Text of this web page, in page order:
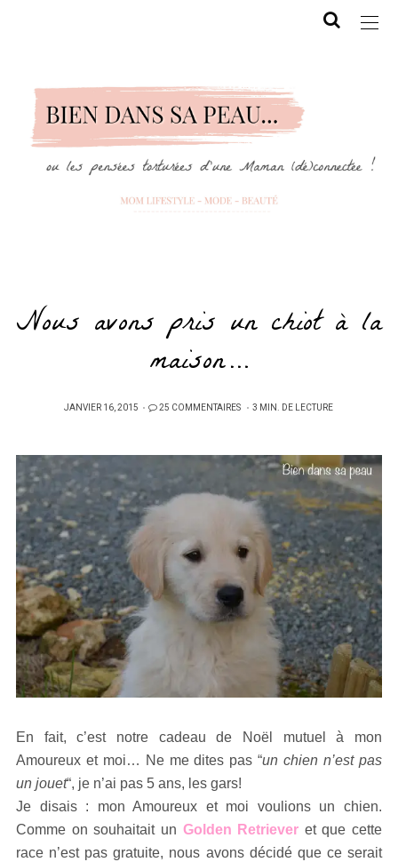
Nous avons pris un chiot à la
maison…
PUBLIÉ
JANVIER 16, 2015 25 COMMENTAIRES 3 MIN. DE LECTURE
En fait, c’est notre cadeau de Noël mutuel à mon
Amoureux et moi… Ne me dites pas “un chien n’est pas
un jouet“, je n’ai pas 5 ans, les gars!
Je disais : mon Amoureux et moi voulions un chien.
Comme on souhaitait un Golden Retriever et que cette
race n’est pas gratuite, nous avons décidé que ce serait